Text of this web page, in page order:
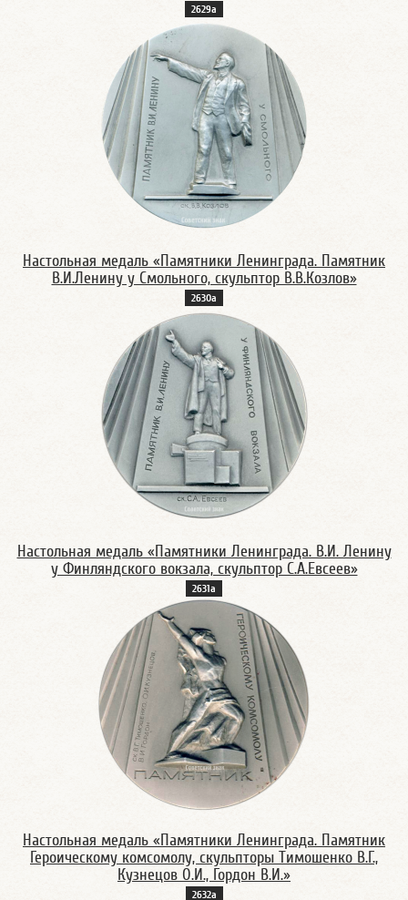
2629а
Настольная медаль «Памятники Ленинграда. Памятник
В.И.Ленину у Смольного, скульптор В.В.Козлов»
2630а
Настольная медаль «Памятники Ленинграда. В.И. Ленину
у Финляндского вокзала, скульптор С.А.Евсеев»
2631а
Настольная медаль «Памятники Ленинграда. Памятник
Героическому комсомолу, скульпторы Тимошенко В.Г.,
Кузнецов О.И., Гордон В.И.»
2632а